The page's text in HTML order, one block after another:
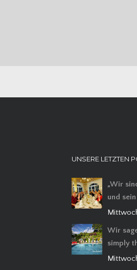
UNSERE LETZTEN
„Wir
und
Wir
simply